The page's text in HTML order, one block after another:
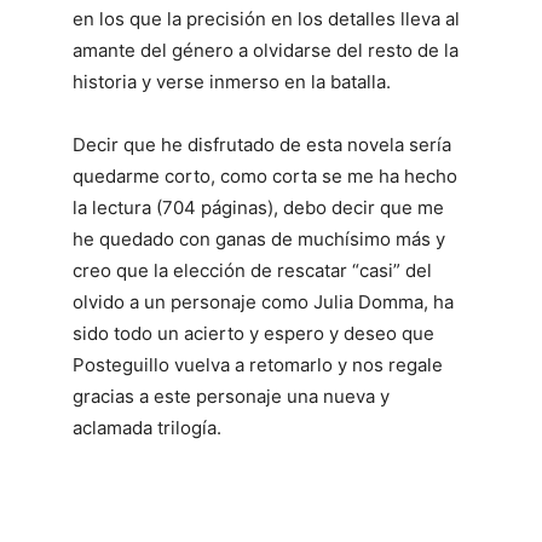
en los que la precisión en los detalles lleva al
amante del género a olvidarse del resto de la
historia y verse inmerso en la batalla.
Decir que he disfrutado de esta novela sería
quedarme corto, como corta se me ha hecho
la lectura (704 páginas), debo decir que me
he quedado con ganas de muchísimo más y
creo que la elección de rescatar “casi” del
olvido a un personaje como Julia Domma, ha
sido todo un acierto y espero y deseo que
Posteguillo vuelva a retomarlo y nos regale
gracias a este personaje una nueva y
aclamada trilogía.